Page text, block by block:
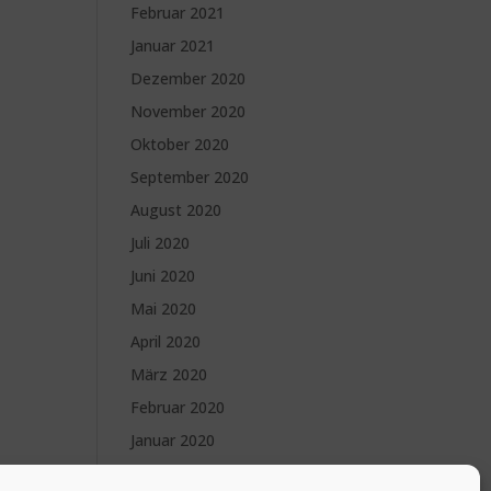
Februar 2021
Januar 2021
Dezember 2020
November 2020
Oktober 2020
September 2020
August 2020
Juli 2020
Juni 2020
Mai 2020
April 2020
März 2020
Februar 2020
Januar 2020